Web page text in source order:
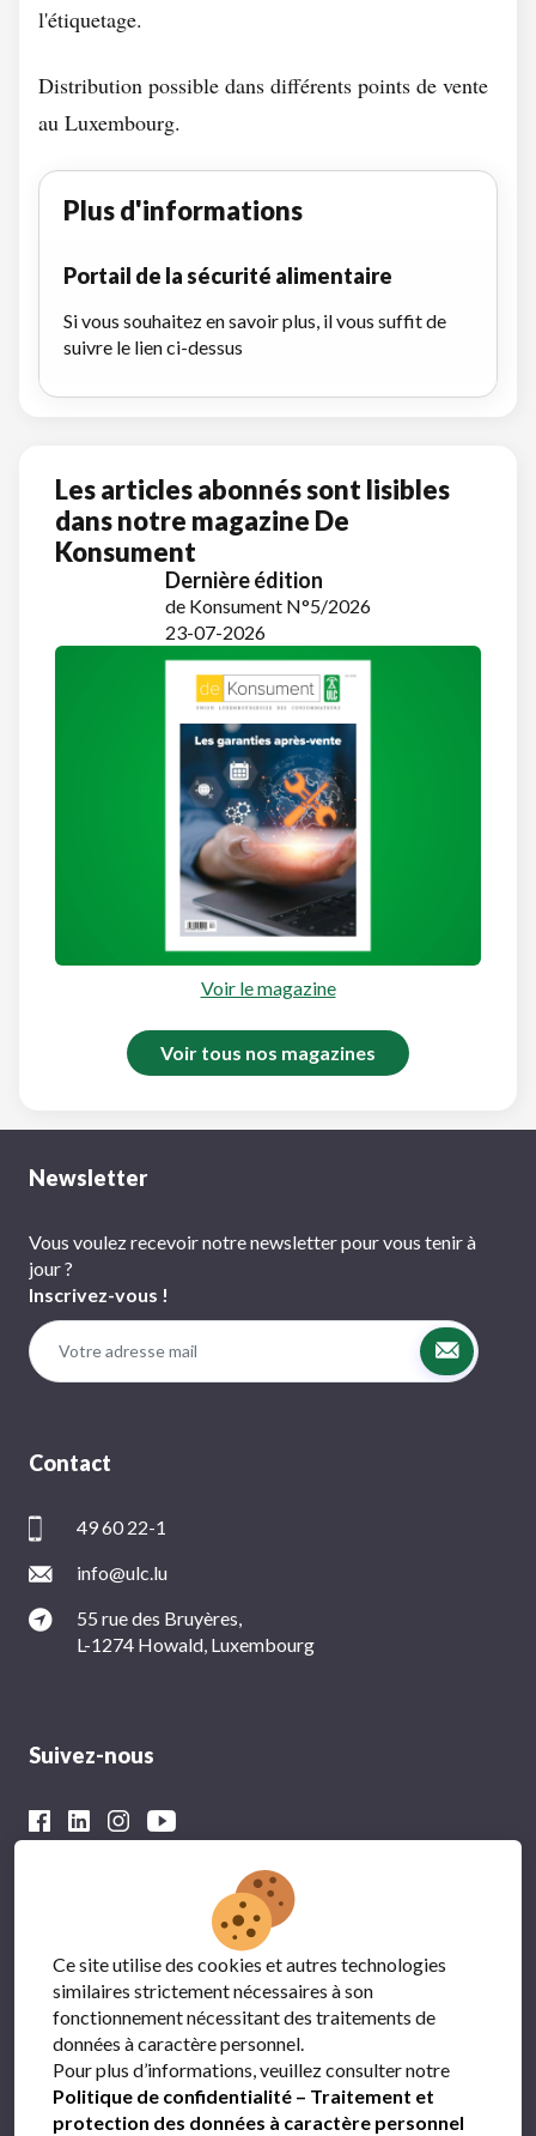
l'étiquetage.
Distribution possible dans différents points de vente
au Luxembourg.
Plus d'informations
Portail de la sécurité alimentaire
Si vous souhaitez en savoir plus, il vous suffit de
suivre le lien ci-dessus
Les articles abonnés sont lisibles
dans notre magazine De
Konsument
Dernière édition
de Konsument N°5/2026
23-07-2026
Voir le magazine
Voir tous nos magazines
Newsletter
Vous voulez recevoir notre newsletter pour vous tenir à
jour ?
Inscrivez-vous !
Contact
49 60 22-1
info@ulc.lu
55 rue des Bruyères,
L-1274 Howald, Luxembourg
Suivez-nous
Avec le soutien financier du
Ce site utilise des cookies et autres technologies
similaires strictement nécessaires à son
fonctionnement nécessitant des traitements de
données à caractère personnel.
Pour plus d’informations, veuillez consulter notre
Politique de confidentialité – Traitement et
protection des données à caractère personnel